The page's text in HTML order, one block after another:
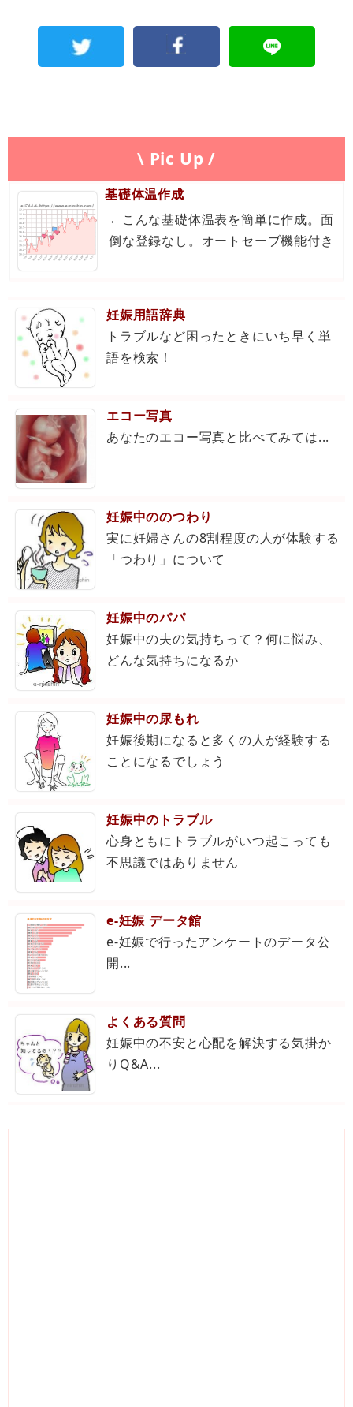
\ Pic Up /
基礎体温作成
←こんな基礎体温表を簡単に作成。面
倒な登録なし。オートセーブ機能付き
妊娠用語辞典
トラブルなど困ったときにいち早く単
語を検索！
エコー写真
あなたのエコー写真と比べてみては...
妊娠中ののつわり
実に妊婦さんの8割程度の人が体験する
「つわり」について
妊娠中のパパ
妊娠中の夫の気持ちって？何に悩み、
どんな気持ちになるか
妊娠中の尿もれ
妊娠後期になると多くの人が経験する
ことになるでしょう
妊娠中のトラブル
心身ともにトラブルがいつ起こっても
不思議ではありません
e-妊娠 データ館
e-妊娠で行ったアンケートのデータ公
開...
よくある質問
妊娠中の不安と心配を解決する気掛か
りQ&A...